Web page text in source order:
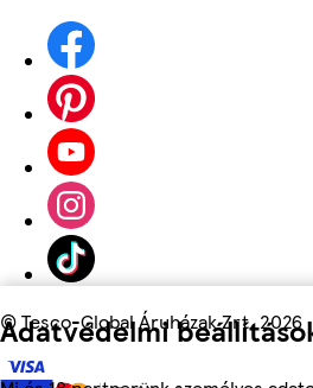
Adatvédelmi
©Tesco-Global Áruházak Zrt. 2026